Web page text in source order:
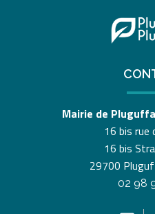
Mairie de
16 bis rue
16 bis
29700
02 98